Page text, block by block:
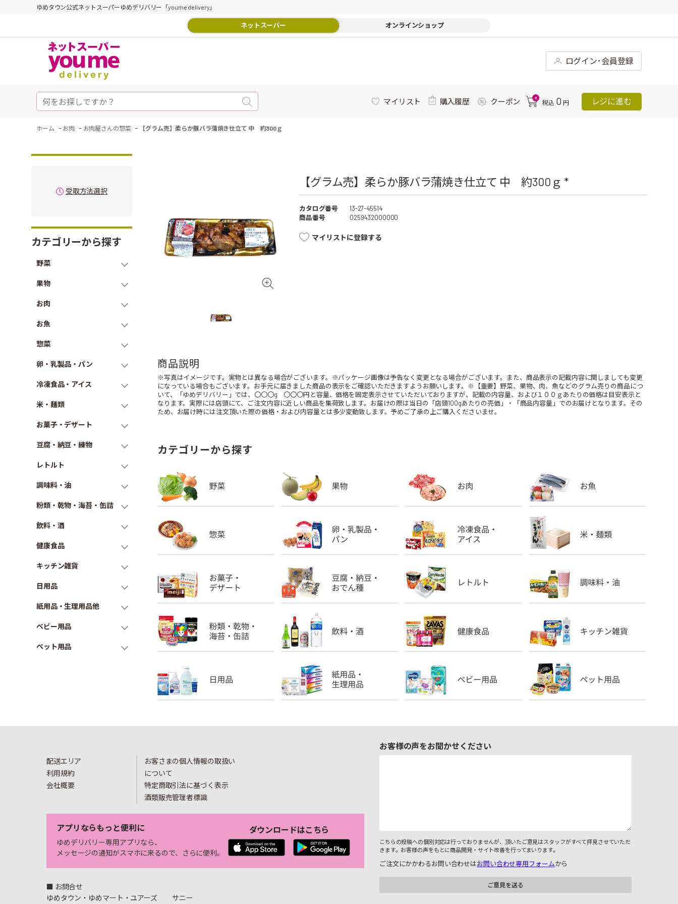
ゆめタウン公式ネットスーパーゆめデリバリー「youme delivery」
ネットスーパー オンラインショップ
ログイン･会員登録
マイリスト 購入履歴 クーポン 0
税込 0 円 レジに進む
ホーム - お肉 - お肉屋さんの惣菜 - 【グラム売】柔らか豚バラ蒲焼き仕立て 中 約300ｇ
受取方法選択
カテゴリーから探す
野菜
果物
お肉
お魚
惣菜
卵・乳製品・パン
冷凍食品・アイス
米・麺類
お菓子・デザート
豆腐・納豆・練物
レトルト
調味料・油
粉類・乾物・海苔・缶詰
飲料・酒
健康食品
キッチン雑貨
日用品
紙用品・生理用品他
ベビー用品
ペット用品
【グラム売】柔らか豚バラ蒲焼き仕立て 中 約300ｇ *
カタログ番号
13-27-45514
商品番号
0259432000000
マイリストに登録する
商品説明
※写真はイメージです。実物とは異なる場合がございます。※パッケージ画像は予告なく変更となる場合がございます。また、商品表示の記載内容に関しましても変更
になっている場合もございます。お手元に届きました商品の表示をご確認いただきますようお願いします。※【重要】野菜、果物、肉、魚などのグラム売りの商品につ
いて、「ゆめデリバリー」では、〇〇〇g 〇〇〇円と容量、価格を固定表示させていただいておりますが、記載の内容量、および１００ｇあたりの価格は目安表示と
なります。実際には店頭にて、ご注文内容に近しい商品を集荷致します。お届けの際は当日の「店頭100gあたりの売価」・「商品内容量」でのお届けとなります。その
ため、お届け時には注文頂いた際の価格・および内容量とは多少変動致します。予めご了承の上ご購入くださいませ。
カテゴリーから探す
配送エリア
利用規約
会社概要
お客さまの個人情報の取扱い
について
特定商取引法に基づく表示
酒類販売管理者標識
アプリならもっと便利に
ゆめデリバリー専用アプリなら、
メッセージの通知がスマホに来るので、さらに便利。
ダウンロードはこちら
■ お問合せ
ゆめタウン・ゆめマート・ユアーズ
サニー
お客様の声をお聞かせください
こちらの投稿への個別対応は行っておりませんが、頂いたご意見はスタッフがすべて拝見させていただ
きます。お客様の声をもとに商品開発・サイト改善を行ってまいります。
ご注文にかかわるお問い合わせはお問い合わせ専用フォームから